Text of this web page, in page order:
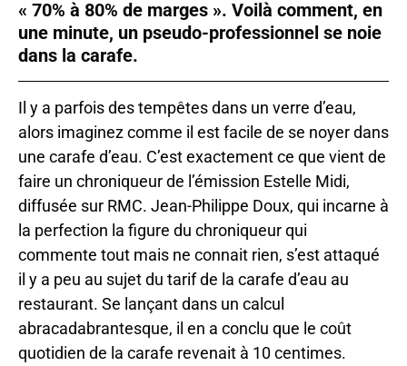
« 70% à 80% de marges ». Voilà comment, en
une minute, un pseudo-professionnel se noie
dans la carafe.
Il y a parfois des tempêtes dans un verre d’eau,
alors imaginez comme il est facile de se noyer dans
une carafe d’eau. C’est exactement ce que vient de
faire un chroniqueur de l’émission Estelle Midi,
diffusée sur RMC. Jean-Philippe Doux, qui incarne à
la perfection la figure du chroniqueur qui
commente tout mais ne connait rien, s’est attaqué
il y a peu au sujet du tarif de la carafe d’eau au
restaurant. Se lançant dans un calcul
abracadabrantesque, il en a conclu que le coût
quotidien de la carafe revenait à 10 centimes.